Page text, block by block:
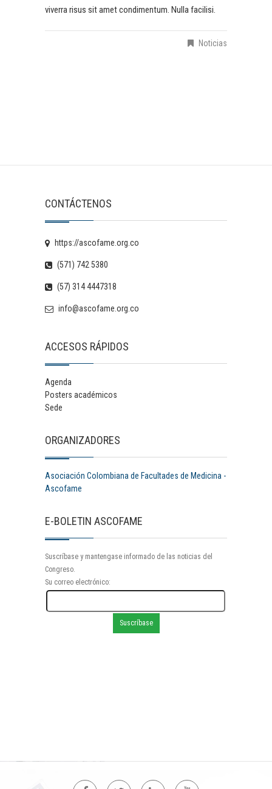
viverra risus sit amet condimentum. Nulla facilisi.
Noticias
CONTÁCTENOS
https://ascofame.org.co
(571) 742 5380
(57) 314 4447318
info@ascofame.org.co
ACCESOS RÁPIDOS
Agenda
Posters académicos
Sede
ORGANIZADORES
Asociación Colombiana de Facultades de Medicina -
Ascofame
E-BOLETIN ASCOFAME